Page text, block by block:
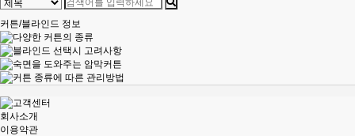
커튼/블라인드 정보
회사소개
이용약관